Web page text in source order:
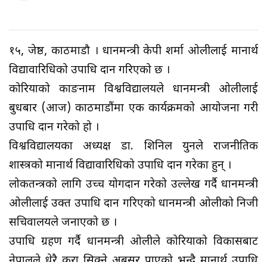
१५, जेष्ठ, काठमाडौ । प्रधानमन्त्री केपी शर्मा ओलीलाई मानार्थ
विद्यावारिधिको उपाधि प्रदान गरिएको छ ।
कोरियाको काङनाम विश्वविद्यालयले प्रधानमन्त्री ओलीलाई
बुधबार (आज) काठमाडौंमा एक कार्यक्रमको आयोजना गरी
उपाधि प्रदान गरेको हो ।
विश्वविद्यालयका अध्यक्ष डा. शिनिल युनले राजनीतिक
शास्त्रको मानार्थ विद्यावारिधिको उपाधि प्रदान गरेका हुन् ।
लोकतन्त्रको लागि उच्च योगदान गरेको उल्लेख गर्दै प्रधानमन्त्री
ओलीलाई उक्त उपाधि प्रदान गरिएको प्रधानमन्त्री ओलीको निजी
सचिवालयले जनाएको छ ।
उपाधि ग्रहण गर्दै प्रधानमन्त्री ओलीले कोरियाको विकासबाट